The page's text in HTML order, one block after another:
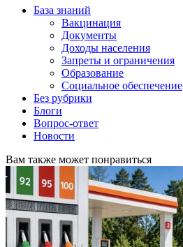
База знаний
Вакцинация
Документы
Доходы населения
Запреты и ограничения
Образование
Социальное обеспечение
Без рубрики
Блоги
Вопрос-ответ
Новости
Вам также может понравиться